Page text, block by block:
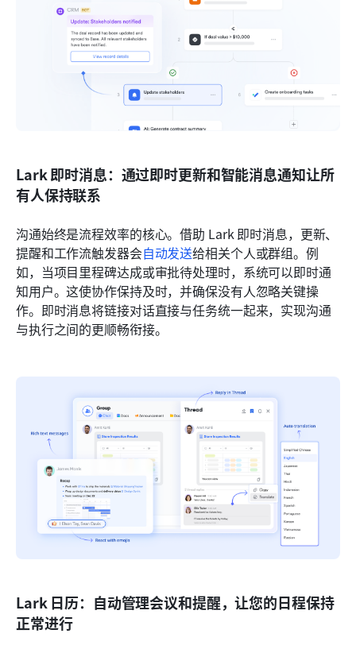
Lark 即时消息：通过即时更新和智能消息通知让所
有人保持联系
沟通始终是流程效率的核心。借助 Lark 即时消息，更新、
提醒和工作流触发器会自动发送给相关个人或群组。例
如，当项目里程碑达成或审批待处理时，系统可以即时通
知用户。这使协作保持及时，并确保没有人忽略关键操
作。即时消息将链接对话直接与任务统一起来，实现沟通
与执行之间的更顺畅衔接。
Lark 日历：自动管理会议和提醒，让您的日程保持
正常进行